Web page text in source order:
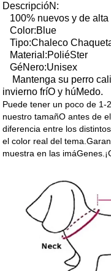
DescripcióN:
100% nuevos y de alta
Color:Blue
Tipo:Chaleco
Material:PoliéSter
GéNero:Unisex
Mantenga su perro
invierno fríO y húMedo.
Puede tener un poco de 1-
nuestro tamañO antes de
diferencia entre los
el color real del
muestra en las